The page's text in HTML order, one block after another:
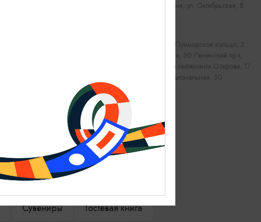
Рыбная деревня, ул. Октябрьская, 8
Калининград, Приморское кольцо, 2
Ул. Театральная, 30 Ленинский пр-т,
30 Ул. Генерал-лейтенанта Озерова, 17
Б Ул. Интернациональная, 30
Сувениры Гостевая книга